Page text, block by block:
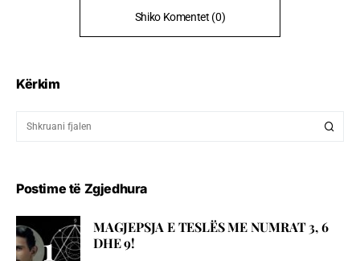
Shiko Komentet (0)
Kërkim
Postime të Zgjedhura
MAGJEPSJA E TESLËS ME NUMRAT 3, 6
DHE 9!